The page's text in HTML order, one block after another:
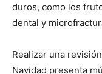
duros, como los
dental y
Realizar una
Navidad presenta